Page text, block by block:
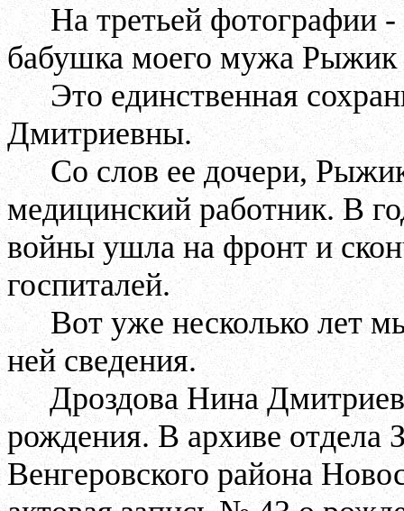
На третьей фотографии
бабушка моего мужа Рыжик
Это единственная
Дмитриевны.
Со слов ее дочери,
медицинский работник. В
войны ушла на фронт и
госпиталей.
Вот уже несколько лет
ней сведения.
Дроздова Нина
рождения. В архиве
Венгеровского района